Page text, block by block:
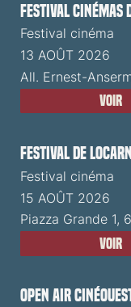
Festival cinémas
Festival cinéma
13 AOÛT 2026
All. Ernest-
Voir
Festival de
Festival cinéma
15 AOÛT 2026
Piazza Grande 1,
Voir
Open Air